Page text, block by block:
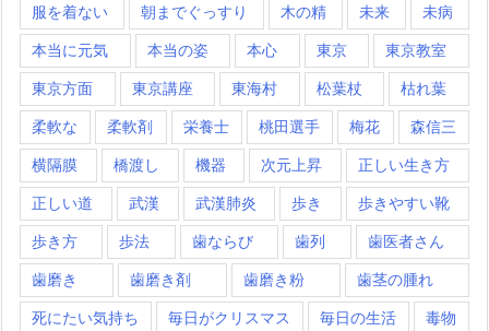
服を着ない 朝までぐっすり 木の精 未来 未病
本当に元気 本当の姿 本心 東京 東京教室
東京方面 東京講座 東海村 松葉杖 枯れ葉
柔軟な 柔軟剤 栄養士 桃田選手 梅花 森信三
横隔膜 橋渡し 機器 次元上昇 正しい生き方
正しい道 武漢 武漢肺炎 歩き 歩きやすい靴
歩き方 歩法 歯ならび 歯列 歯医者さん
歯磨き 歯磨き剤 歯磨き粉 歯茎の腫れ
死にたい気持ち 毎日がクリスマス 毎日の生活 毒物